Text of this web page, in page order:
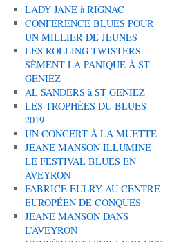
LADY JANE à RIGNAC
CONFÉRENCE BLUES POUR
UN MILLIER DE JEUNES
LES ROLLING TWISTERS
SÈMENT LA PANIQUE À ST
GENIEZ
AL SANDERS à ST GENIEZ
LES TROPHÉES DU BLUES
2019
UN CONCERT À LA MUETTE
JEANE MANSON ILLUMINE
LE FESTIVAL BLUES EN
AVEYRON
FABRICE EULRY AU CENTRE
EUROPÉEN DE CONQUES
JEANE MANSON DANS
L’AVEYRON